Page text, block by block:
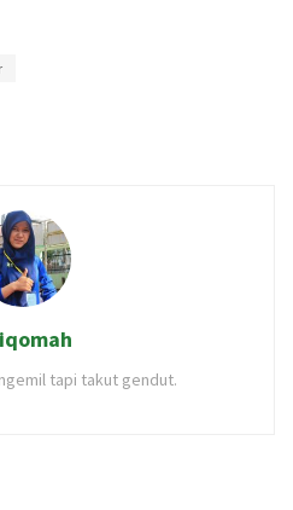
tapi takut gendut.